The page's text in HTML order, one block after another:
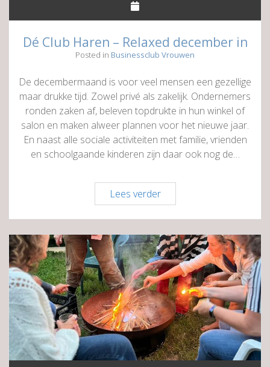
Dé Club Haren – Relaxed december in
Posted in Businessclub Vrouwen
De decembermaand is voor veel mensen een gezellige
maar drukke tijd. Zowel privé als zakelijk. Ondernemers
ronden zaken af, beleven topdrukte in hun winkel of
salon en maken alweer plannen voor het nieuwe jaar.
En naast alle sociale activiteiten met familie, vrienden
en schoolgaande kinderen zijn daar ook nog de…
Lees verderDé
Club
Haren
–
Relaxed
december
in